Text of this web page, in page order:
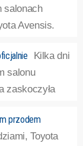
salonach
Avensis.
Toyoty nie
»
Kilka dni
salonu
zaskoczyła
wersja tego
jednak
przodem
Toyota